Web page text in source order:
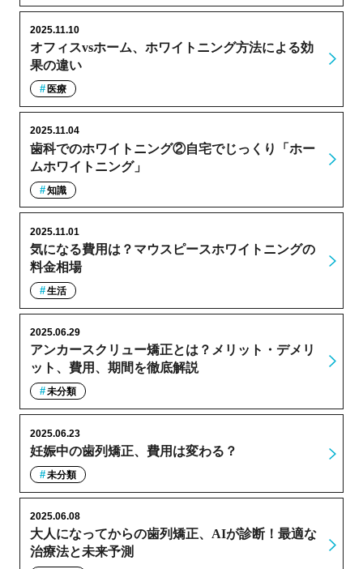
オフィスvsホーム、ホワイトニング方法による効
果の違い
2025.11.10
医療
歯科でのホワイトニング②自宅でじっくり「ホー
ムホワイトニング」
2025.11.04
知識
気になる費用は？マウスピースホワイトニングの
料金相場
2025.11.01
生活
アンカースクリュー矯正とは？メリット・デメリ
ット、費用、期間を徹底解説
2025.06.29
未分類
妊娠中の歯列矯正、費用は変わる？
2025.06.23
未分類
大人になってからの歯列矯正、AIが診断！最適な
治療法と未来予測
2025.06.08